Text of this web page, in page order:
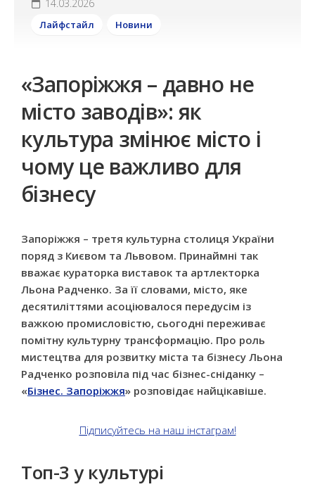
14.03.2026
Лайфстайл Новини
«Запоріжжя – давно не
місто заводів»: як
культура змінює місто і
чому це важливо для
бізнесу
Запоріжжя – третя культурна столиця України
поряд з Києвом та Львовом. Принаймні так
вважає кураторка виставок та артлекторка
Льона Радченко. За її словами, місто, яке
десятиліттями асоціювалося передусім із
важкою промисловістю, сьогодні переживає
помітну культурну трансформацію. Про роль
мистецтва для розвитку міста та бізнесу Льона
Радченко розповіла під час бізнес-сніданку –
«Бізнес. Запоріжжя» розповідає найцікавіше.
Підписуйтесь на наш інстаграм!
Топ-3 у культурі